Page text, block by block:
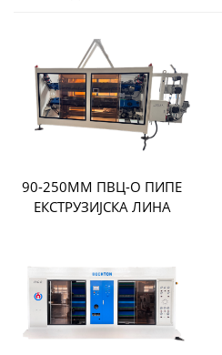
90-250ММ ПВЦ-О ПИПЕ
ЕКСТРУЗИЈСКА ЛИНА